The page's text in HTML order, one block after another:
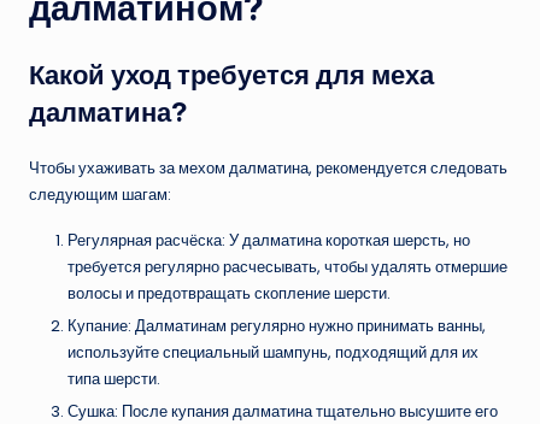
Какой уход требуется для меха
далматина?
Чтобы ухаживать за мехом далматина, рекомендуется следовать
следующим шагам:
Регулярная расчёска: У далматина короткая шерсть, но
требуется регулярно расчесывать, чтобы удалять отмершие
волосы и предотвращать скопление шерсти.
Купание: Далматинам регулярно нужно принимать ванны,
используйте специальный шампунь, подходящий для их
типа шерсти.
Сушка: После купания далматина тщательно высушите его